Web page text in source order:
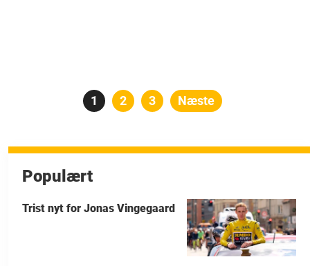
Indlægsinddeling
Side
1 Side
2 Side
3 Næste
Populært
Trist nyt for Jonas Vingegaard